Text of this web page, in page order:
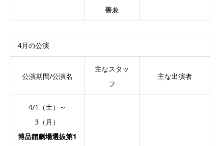
善兼
4月の公演
公演期間/公演名
主なスタッ
フ
主な出演者
4/1（土）～
3（月）
博品館劇場選抜第1